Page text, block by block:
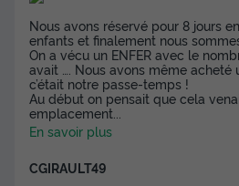
Voir les
Nous avons réservé pour 8 jours
enfants et finalement nous
On a vécu un ENFER avec le
avait …. Nous avons même
c’était notre passe-temps !
Au début on pensait que cela
emplacement
En savoir plus
CGIRAULT49